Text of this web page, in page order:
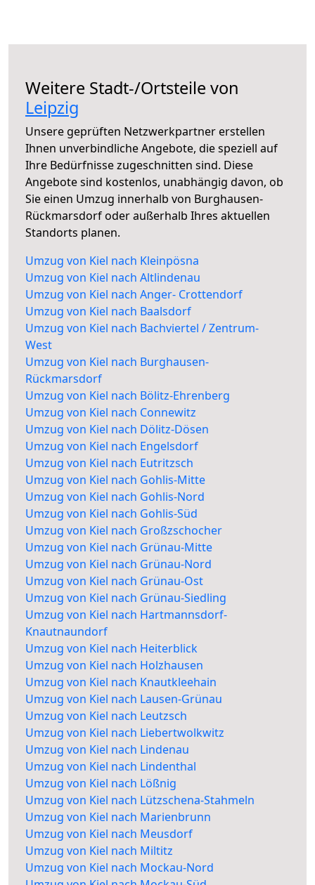
Weitere Stadt-/Ortsteile von
Leipzig
Unsere geprüften Netzwerkpartner erstellen
Ihnen unverbindliche Angebote, die speziell auf
Ihre Bedürfnisse zugeschnitten sind. Diese
Angebote sind kostenlos, unabhängig davon, ob
Sie einen Umzug innerhalb von Burghausen-
Rückmarsdorf oder außerhalb Ihres aktuellen
Standorts planen.
Umzug von Kiel nach Kleinpösna
Umzug von Kiel nach Altlindenau
Umzug von Kiel nach Anger- Crottendorf
Umzug von Kiel nach Baalsdorf
Umzug von Kiel nach Bachviertel / Zentrum-
West
Umzug von Kiel nach Burghausen-
Rückmarsdorf
Umzug von Kiel nach Bölitz-Ehrenberg
Umzug von Kiel nach Connewitz
Umzug von Kiel nach Dölitz-Dösen
Umzug von Kiel nach Engelsdorf
Umzug von Kiel nach Eutritzsch
Umzug von Kiel nach Gohlis-Mitte
Umzug von Kiel nach Gohlis-Nord
Umzug von Kiel nach Gohlis-Süd
Umzug von Kiel nach Großzschocher
Umzug von Kiel nach Grünau-Mitte
Umzug von Kiel nach Grünau-Nord
Umzug von Kiel nach Grünau-Ost
Umzug von Kiel nach Grünau-Siedling
Umzug von Kiel nach Hartmannsdorf-
Knautnaundorf
Umzug von Kiel nach Heiterblick
Umzug von Kiel nach Holzhausen
Umzug von Kiel nach Knautkleehain
Umzug von Kiel nach Lausen-Grünau
Umzug von Kiel nach Leutzsch
Umzug von Kiel nach Liebertwolkwitz
Umzug von Kiel nach Lindenau
Umzug von Kiel nach Lindenthal
Umzug von Kiel nach Lößnig
Umzug von Kiel nach Lützschena-Stahmeln
Umzug von Kiel nach Marienbrunn
Umzug von Kiel nach Meusdorf
Umzug von Kiel nach Miltitz
Umzug von Kiel nach Mockau-Nord